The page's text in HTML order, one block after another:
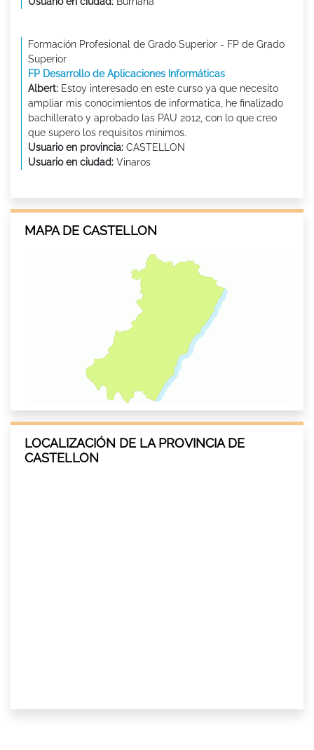
Formación Profesional de Grado Superior - FP de Grado
Superior
FP Desarrollo de Aplicaciones Informáticas
Albert: Estoy interesado en este curso ya que necesito
ampliar mis conocimientos de informatica, he finalizado
bachillerato y aprobado las PAU 2012, con lo que creo
que supero los requisitos minimos.
Usuario en provincia: CASTELLON
Usuario en ciudad: Vinaros
MAPA DE CASTELLON
LOCALIZACIÓN DE LA PROVINCIA DE
CASTELLON